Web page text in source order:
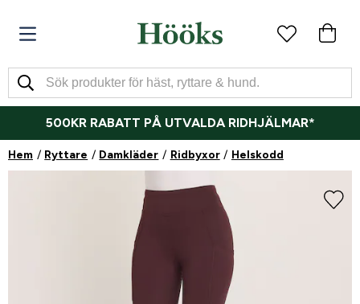
500KR RABATT PÅ UTVALDA RIDHJÄLMAR*
Hem Ryttare Damkläder Ridbyxor Helskodd